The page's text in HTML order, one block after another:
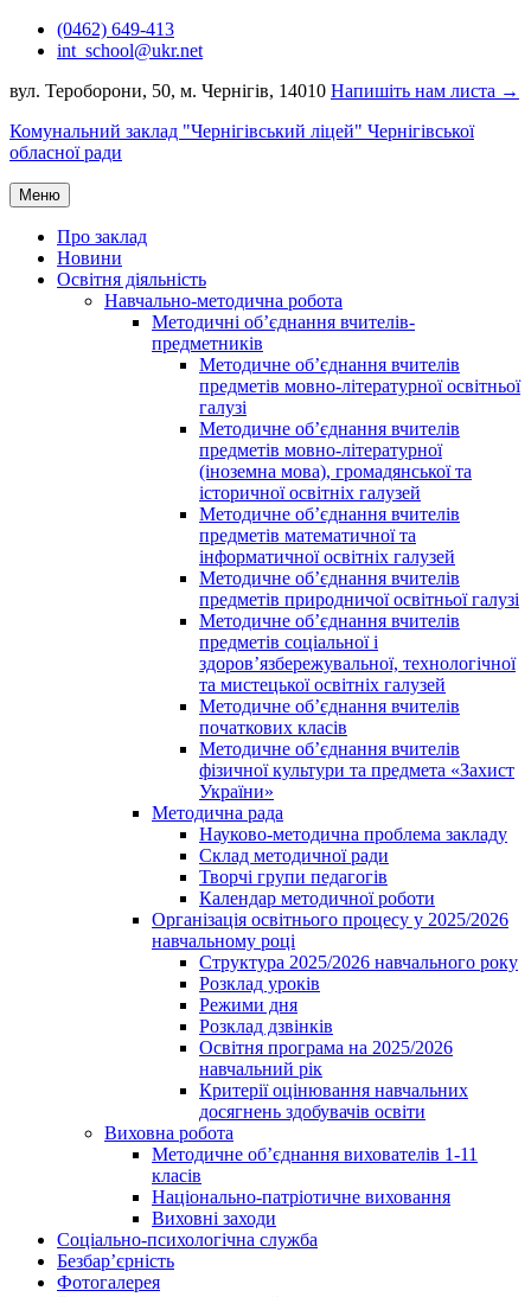
Перейти(0462) 649-413
int_school@ukr.net
вул. Тероборони, 50, м. Чернігів, 14010 Напишіть нам листа →
Комунальний заклад "Чернігівський ліцей" Чернігівської
обласної ради
Меню
Про заклад
Новини
Освітня діяльність
Навчально-методична робота
Методичні об’єднання вчителів-
предметників
Методичне об’єднання вчителів
предметів мовно-літературної освітньої
галузі
Методичне об’єднання вчителів
предметів мовно-літературної
(іноземна мова), громадянської та
історичної освітніх галузей
Методичне об’єднання вчителів
предметів математичної та
інформатичної освітніх галузей
Методичне об’єднання вчителів
предметів природничої освітньої галузі
Методичне об’єднання вчителів
предметів соціальної і
здоров’язбережувальної, технологічної
та мистецької освітніх галузей
Методичне об’єднання вчителів
початкових класів
Методичне об’єднання вчителів
фізичної культури та предмета «Захист
України»
Методична рада
Науково-методична проблема закладу
Склад методичної ради
Творчі групи педагогів
Календар методичної роботи
Організація освітнього процесу у 2025/2026
навчальному році
Структура 2025/2026 навчального року
Розклад уроків
Режими дня
Розклад дзвінків
Освітня програма на 2025/2026
навчальний рік
Критерії оцінювання навчальних
досягнень здобувачів освіти
Виховна робота
Методичне об’єднання вихователів 1-11
класів
Національно-патріотичне виховання
Виховні заходи
Соціально-психологічна служба
Безбар’єрність
Фотогалерея